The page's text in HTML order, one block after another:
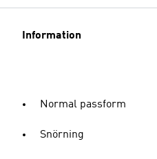
Information
Normal passform
Snörning